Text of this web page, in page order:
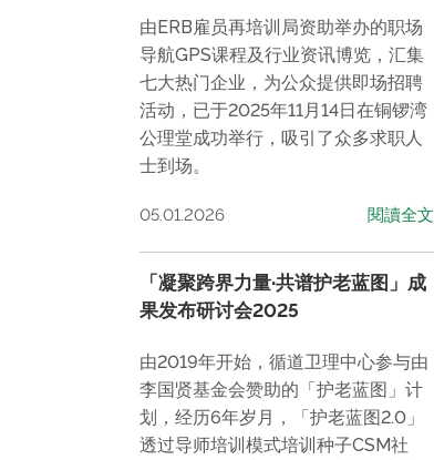
由ERB雇员再培训局资助举办的职场
导航GPS课程及行业资讯博览，汇集
七大热门企业，为公众提供即场招聘
活动，已于2025年11月14日在铜锣湾
公理堂成功举行，吸引了众多求职人
士到场。
05.01.2026 閱讀全文
「凝聚跨界力量·共谱护老蓝图」成
果发布研讨会2025
由2019年开始，循道卫理中心参与由
李国贤基金会赞助的「护老蓝图」计
划，经历6年岁月，「护老蓝图2.0」
透过导师培训模式培训种子CSM社